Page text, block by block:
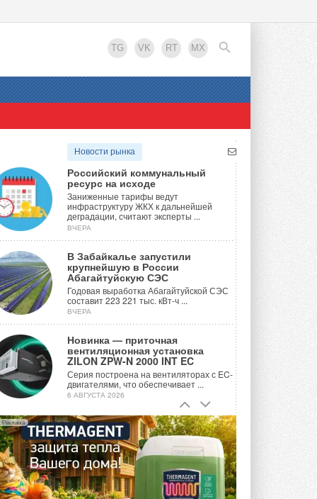
TG VK RT MX
EN
Новости рынка
Российский коммунальный
ресурс на исходе
Заниженные тарифы ведут
инфраструктуру ЖКХ к дальнейшей
деградации, считают эксперты ...
ВЧЕРА
В Забайкалье запустили
крупнейшую в России
Абагайтуйскую СЭС
Годовая выработка Абагайтуйской СЭС
составит 223 221 тыс. кВт-ч ...
ВЧЕРА
Новинка — приточная
вентиляционная установка
ZILON ZPW-N 2000 INT EC
Серия построена на вентиляторах с EC-
двигателями, что обеспечивает ...
6 АВГУСТА 2026
Учёные ЮУрГУ создали
каскадную установку,
объединяющую солнечную и
геотермальную энергию
Природосберегающие технологии ...
6 АВГУСТА 2026
Реклама